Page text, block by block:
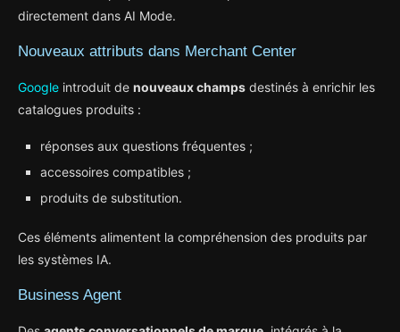
directement dans AI Mode.
Nouveaux attributs dans Merchant Center
Google introduit de nouveaux champs destinés à enrichir les
catalogues produits :
réponses aux questions fréquentes ;
accessoires compatibles ;
produits de substitution.
Ces éléments alimentent la compréhension des produits par
les systèmes IA.
Business Agent